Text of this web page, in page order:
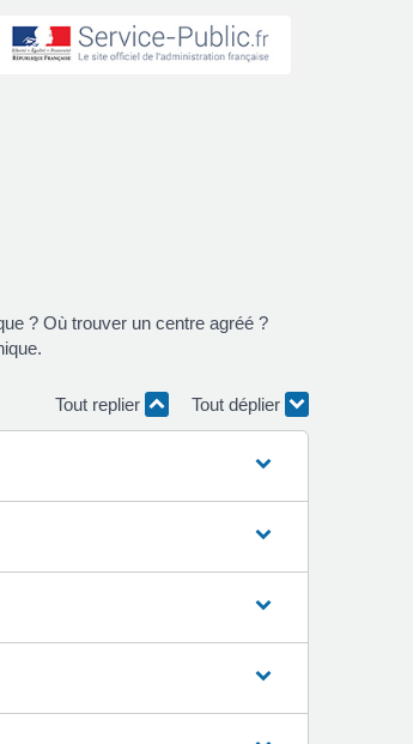
? Où trouver un centre agréé ?
Tout replier Tout déplier